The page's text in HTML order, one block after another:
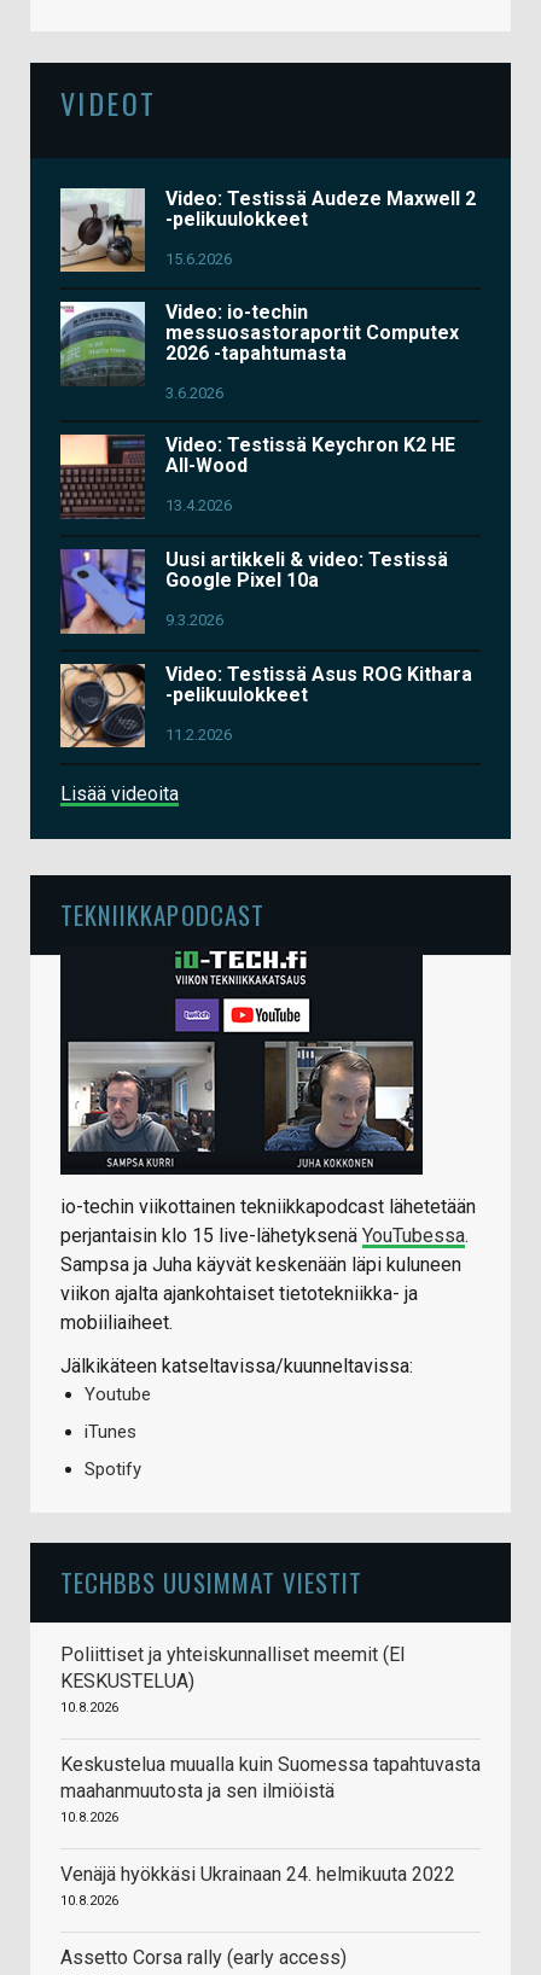
VIDEOT
Video: Testissä Audeze Maxwell 2
-pelikuulokkeet
15.6.2026
Video: io-techin
messuosastoraportit Computex
2026 -tapahtumasta
3.6.2026
Video: Testissä Keychron K2 HE
All-Wood
13.4.2026
Uusi artikkeli & video: Testissä
Google Pixel 10a
9.3.2026
Video: Testissä Asus ROG Kithara
-pelikuulokkeet
11.2.2026
Lisää videoita
TEKNIIKKAPODCAST
io-techin viikottainen tekniikkapodcast lähetetään
perjantaisin klo 15 live-lähetyksenä YouTubessa.
Sampsa ja Juha käyvät keskenään läpi kuluneen
viikon ajalta ajankohtaiset tietotekniikka- ja
mobiiliaiheet.
Jälkikäteen katseltavissa/kuunneltavissa:
Youtube
iTunes
Spotify
TECHBBS UUSIMMAT VIESTIT
Poliittiset ja yhteiskunnalliset meemit (EI
KESKUSTELUA)
10.8.2026
Keskustelua muualla kuin Suomessa tapahtuvasta
maahanmuutosta ja sen ilmiöistä
10.8.2026
Venäjä hyökkäsi Ukrainaan 24. helmikuuta 2022
10.8.2026
Assetto Corsa rally (early access)